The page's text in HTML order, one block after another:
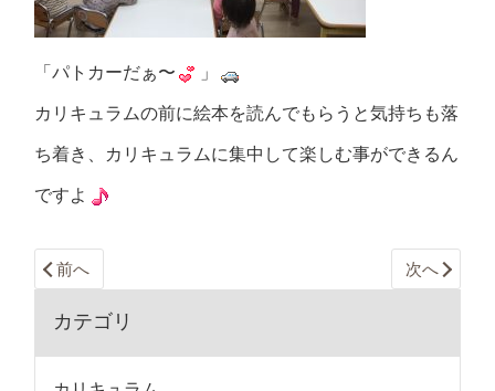
「パトカーだぁ〜 」
カリキュラムの前に絵本を読んでもらうと気持ちも落
ち着き、カリキュラムに集中して楽しむ事ができるん
ですよ
前へ 次へ
カテゴリ